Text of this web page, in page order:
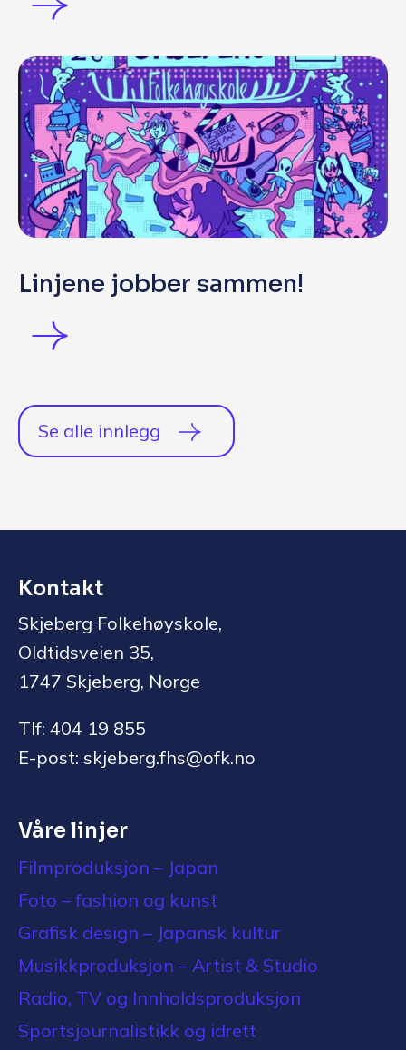
Linjene jobber sammen!
Se alle innlegg
Kontakt
Skjeberg Folkehøyskole,
Oldtidsveien 35,
1747 Skjeberg, Norge
Tlf: 404 19 855
E-post: skjeberg.fhs@ofk.no
Våre linjer
Filmproduksjon – Japan
Foto – fashion og kunst
Grafisk design – Japansk kultur
Musikkproduksjon – Artist & Studio
Radio, TV og Innholdsproduksjon
Sportsjournalistikk og idrett